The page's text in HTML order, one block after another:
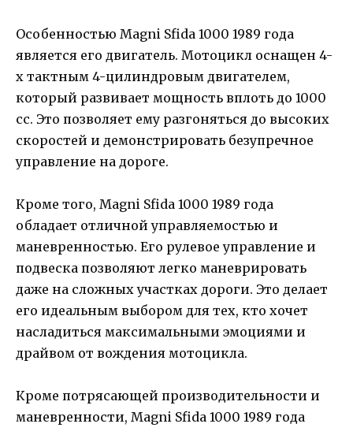
Особенностью Magni Sfida 1000 1989 года
является его двигатель. Мотоцикл оснащен 4-
х тактным 4-цилиндровым двигателем,
который развивает мощность вплоть до 1000
сс. Это позволяет ему разгоняться до высоких
скоростей и демонстрировать безупречное
управление на дороге.
Кроме того, Magni Sfida 1000 1989 года
обладает отличной управляемостью и
маневренностью. Его рулевое управление и
подвеска позволяют легко маневрировать
даже на сложных участках дороги. Это делает
его идеальным выбором для тех, кто хочет
насладиться максимальными эмоциями и
драйвом от вождения мотоцикла.
Кроме потрясающей производительности и
маневренности, Magni Sfida 1000 1989 года